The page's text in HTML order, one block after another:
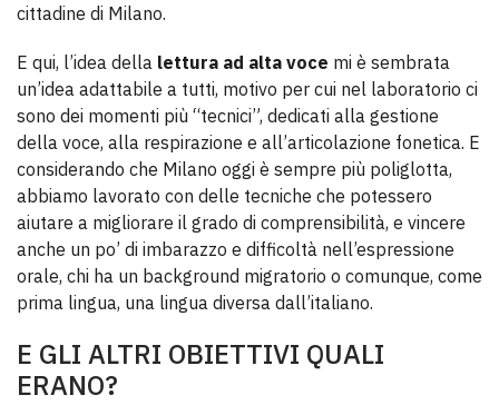
cittadine di Milano.
E qui, l’idea della lettura ad alta voce mi è sembrata
un’idea adattabile a tutti, motivo per cui nel laboratorio ci
sono dei momenti più “tecnici”, dedicati alla gestione
della voce, alla respirazione e all’articolazione fonetica. E
considerando che Milano oggi è sempre più poliglotta,
abbiamo lavorato con delle tecniche che potessero
aiutare a migliorare il grado di comprensibilità, e vincere
anche un po’ di imbarazzo e difficoltà nell’espressione
orale, chi ha un background migratorio o comunque, come
prima lingua, una lingua diversa dall’italiano.
E GLI ALTRI OBIETTIVI QUALI
ERANO?